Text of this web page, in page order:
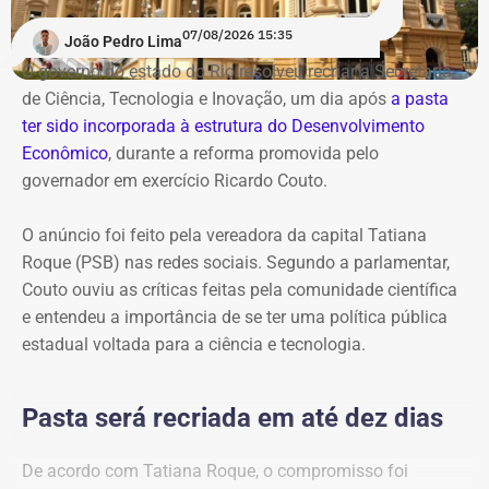
para R$ 1,48 milhão em 2020, R$ 1,64 milhão em 2022 e
alcançou R$ 2,82 milhões neste ano.
Na comparação com a última eleição geral, em 2022, o
aumento foi de R$ 1,17 milhão.
Em relação a 2020, o crescimento chega a R$ 1,34
Hugo Leal ampliou patrimônio em R$
1,13 milhão desde 2022
2.671.008,31 em bens, ante R$ 1.541.267,13 informados
João Pedro Lima07/08/2026 15:35
O governo do estado do Rio resolveu recriar a Secretaria
de Ciência, Tecnologia e Inovação, um dia após a pasta
ter sido incorporada à estrutura do Desenvolvimento
Econômico, durante a reforma promovida pelo
governador em exercício Ricardo Couto.
O anúncio foi feito pela vereadora da capital Tatiana
Roque (PSB) nas redes sociais. Segundo a parlamentar,
Couto ouviu as críticas feitas pela comunidade científica
e entendeu a importância de se ter uma política pública
estadual voltada para a ciência e tecnologia.
Pasta será recriada em até dez dias
De acordo com Tatiana Roque, o compromisso foi